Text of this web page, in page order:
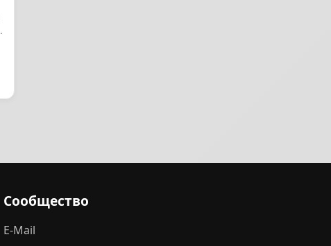
Сообщество
E-Mail